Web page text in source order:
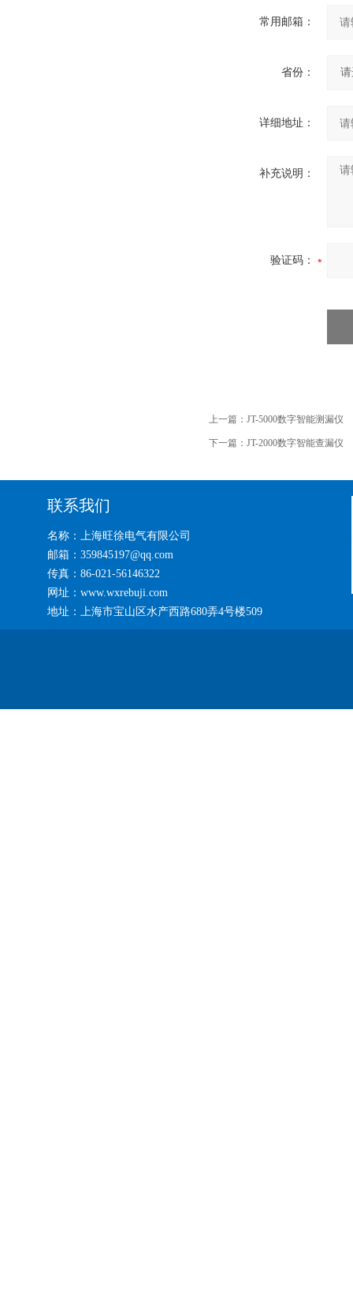
常用邮箱：
省份：
详细地址：
补充说明：
验证码：
上一篇： JT-5000数字智能测漏仪
下一篇： JT-2000数字智能查漏仪
联系我们
名称：上海旺徐电气有限公司
邮箱：359845197@qq.com
传真：86-021-56146322
网址：www.wxrebuji.com
地址：上海市宝山区水产西路680弄4号楼509